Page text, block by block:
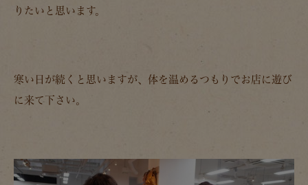
りたいと思います。
寒い日が続くと思いますが、体を温めるつもりでお店に遊び
に来て下さい。